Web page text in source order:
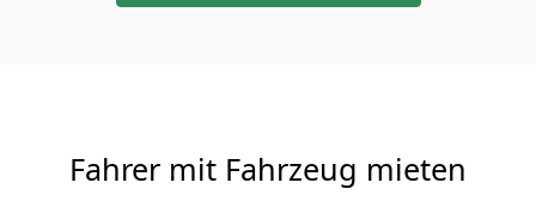
Fahrer mit Fahrzeug mieten